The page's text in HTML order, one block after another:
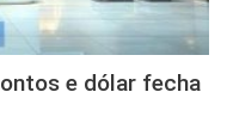
e dólar fecha